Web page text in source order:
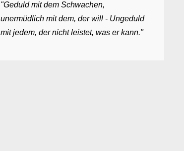
"Geduld mit dem Schwachen,
unermüdlich mit dem, der will - Ungeduld
mit jedem, der nicht leistet, was er kann."